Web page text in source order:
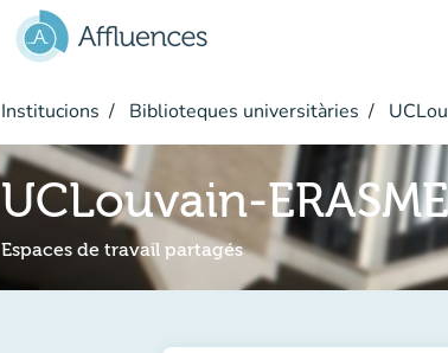
Institucions Biblioteques universitàries
UCLouvain-
Espaces de travail partagés